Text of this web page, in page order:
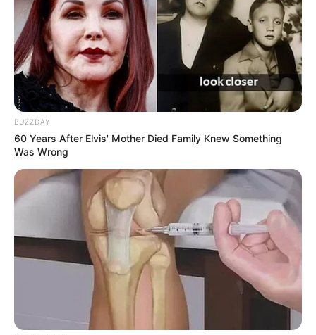
กระทงดอกไม้…ท่านที่เลือก กระทง ที่ประดิษฐ์จากดอกไม้
ล้วนๆ เป็นคนที่ชอบความสวยงาม หรูหรา รักสวยรักงาม
ชอบแสดงออก เป็นคนที่ค่อนข้างเอาแต่ใจ แสดงความรู้สึก
ชัดเจน อารมณ์อ่อนไหวง่าย อารมณ์ติดจะแปรปรวนอยู่สัก
หน่อย ปากร้ายใจดี มีมนุษย์สัมพันธ์เด่น โรแมนติก มักหลง
ไหลกับบางสิ่งบางอย่างได้ง่าย แล้วก็เบื่อง่ายเช่นกัน
กระทงโฟม
ท่านที่เลือกกระทงประเภทนี้ เป็นคนที่ อะไร
ก็ได้ง่ายๆ ไม่คิดถึงเรื่องไกลตัวเท่าไหร่นัก เป็นคนที่ค่อนข้าง
เรื่อยเฉื่อยกับชีวิตอยู่สักหน่อย มีนิสัยเด็กๆ มีความรับผิด
ชอบน้อยไปนิด สนุกสนานเฮฮาตามประสา ไม่จริงจัง
อารมณ์แปรปรวนง่าย ไม่กล้าแสดงออกทั้งๆที่เป็นคนที่มี
ความคิดสร้างสรรค์ แต่ไม่ค่อยกล้าที่จะแสดงความคิดเห็น
หรือผลงาน ทำให้พลาดโอกาสที่ดีๆไปได้โดยง่าย
BUZZDAY
60 Years After Elvis' Mother Died Family Knew Something
Was Wrong